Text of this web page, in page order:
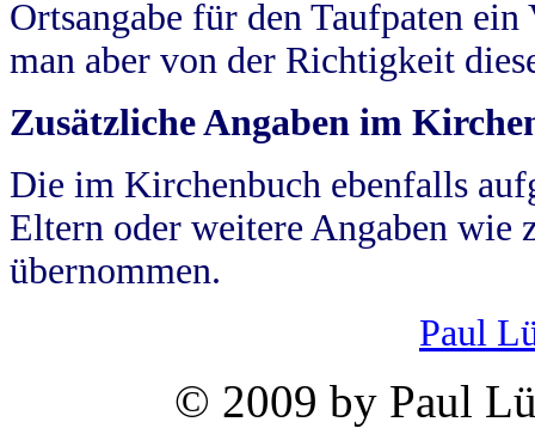
Ortsangabe für den Taufpaten
man aber von der Richtigkeit
Zusätzliche Angaben im
Die im Kirchenbuch ebenfalls
Eltern oder weitere Angaben wie
übernommen.
Paul
© 2009 by Paul